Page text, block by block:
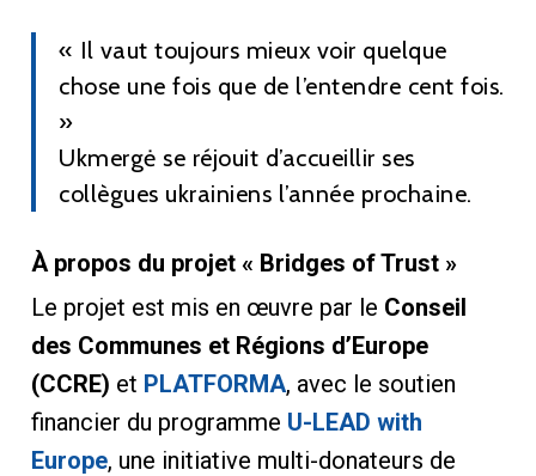
« Il vaut toujours mieux voir quelque
chose une fois que de l’entendre cent fois.
»
Ukmergė se réjouit d’accueillir ses
collègues ukrainiens l’année prochaine.
À propos du projet « Bridges of Trust »
Le projet est mis en œuvre par le Conseil
des Communes et Régions d’Europe
(CCRE) et PLATFORMA, avec le soutien
financier du programme U-LEAD with
Europe, une initiative multi-donateurs de